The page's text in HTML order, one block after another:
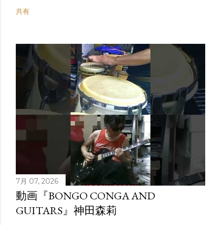
共有
7月 07, 2026
動画『BONGO CONGA AND
GUITARS』神田森莉